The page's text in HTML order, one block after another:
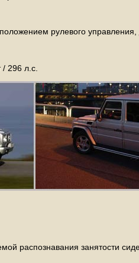
рулевого управления,
296 л.с.
распознавания занятости